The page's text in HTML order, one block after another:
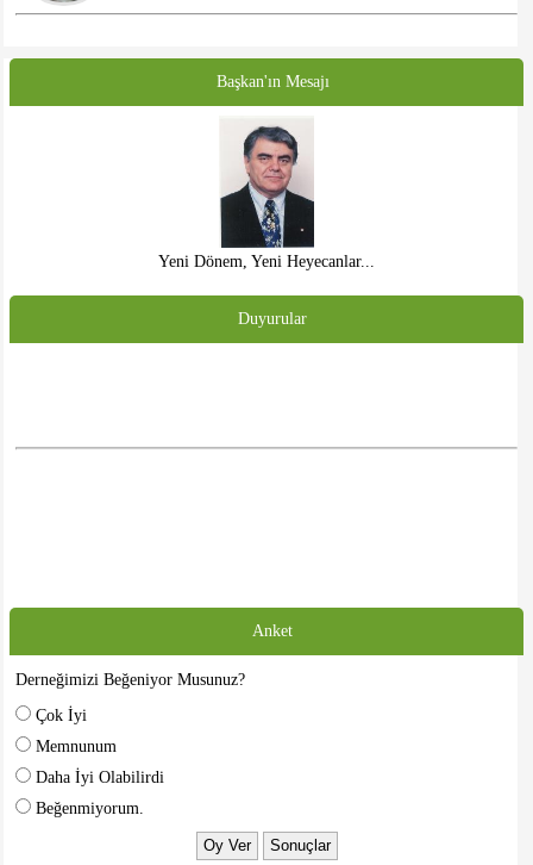
Başkan'ın Mesajı
Yeni Dönem, Yeni Heyecanlar...
Duyurular
Anket
Derneğimizi Beğeniyor Musunuz?
Çok İyi
Memnunum
Daha İyi Olabilirdi
Beğenmiyorum.